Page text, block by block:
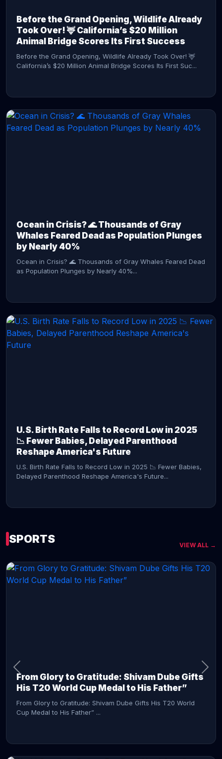
Before the Grand Opening, Wildlife Already
Took Over! 🦌 California’s $20 Million
Animal Bridge Scores Its First Success
Before the Grand Opening, Wildlife Already Took Over! 🦌
California’s $20 Million Animal Bridge Scores Its First Suc...
Ocean in Crisis? 🌊 Thousands of Gray
Whales Feared Dead as Population Plunges
by Nearly 40%
Ocean in Crisis? 🌊 Thousands of Gray Whales Feared Dead
as Population Plunges by Nearly 40%...
U.S. Birth Rate Falls to Record Low in 2025
📉 Fewer Babies, Delayed Parenthood
Reshape America's Future
U.S. Birth Rate Falls to Record Low in 2025 📉 Fewer Babies,
Delayed Parenthood Reshape America's Future...
SPORTS VIEW ALL →
From Glory to Gratitude: Shivam Dube Gifts
His T20 World Cup Medal to His Father”
From Glory to Gratitude: Shivam Dube Gifts His T20 World
Cup Medal to His Father” ...